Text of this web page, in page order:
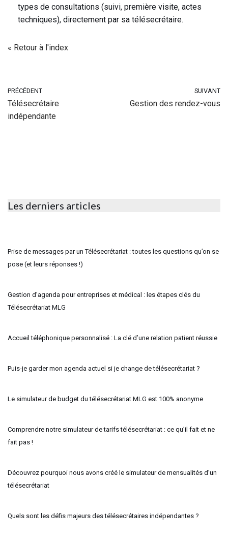
types de consultations (suivi, première visite, actes
techniques), directement par sa télésecrétaire.
« Retour à l'index
PRÉCÉDENT
Télésecrétaire
indépendante
SUIVANT
Gestion des rendez-vous
Les derniers articles
Prise de messages par un Télésecrétariat : toutes les questions qu’on se
pose (et leurs réponses !)
Gestion d’agenda pour entreprises et médical : les étapes clés du
Télésecrétariat MLG
Accueil téléphonique personnalisé : La clé d’une relation patient réussie
Puis-je garder mon agenda actuel si je change de télésecrétariat ?
Le simulateur de budget du télésecrétariat MLG est 100% anonyme
Comprendre notre simulateur de tarifs télésecrétariat : ce qu’il fait et ne
fait pas !
Découvrez pourquoi nous avons créé le simulateur de mensualités d’un
télésecrétariat
Quels sont les défis majeurs des télésecrétaires indépendantes ?